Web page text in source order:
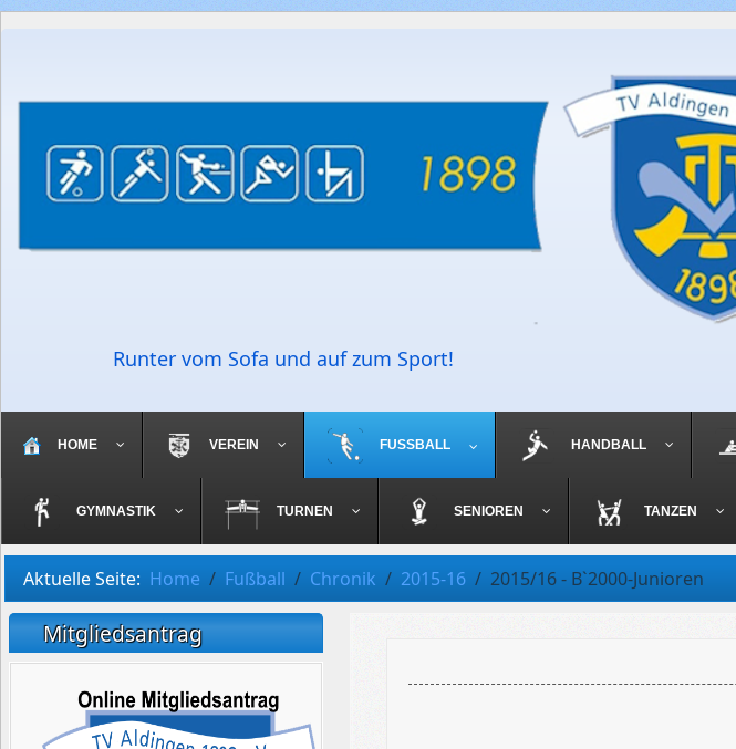
Runter vom Sofa und auf zum Sport!
HOME VEREIN FUSSBALL HANDBALL
GYMNASTIK TURNEN SENIOREN TANZEN
Aktuelle Seite: Home Fußball Chronik 2015-16 2015/16 - B`2000-Junioren
Mitgliedsantrag